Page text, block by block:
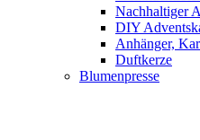
Nachhaltiger
DIY
Anhänger,
Duftkerze
Blumenpresse